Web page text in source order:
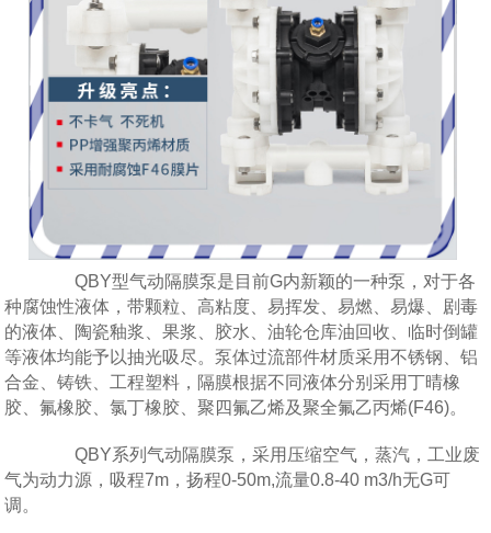
QBY型气动隔膜泵是目前G内新颖的一种泵，对于各
种腐蚀性液体，带颗粒、高粘度、易挥发、易燃、易爆、剧毒
的液体、陶瓷釉浆、果浆、胶水、油轮仓库油回收、临时倒罐
等液体均能予以抽光吸尽。泵体过流部件材质采用不锈钢、铝
合金、铸铁、工程塑料，隔膜根据不同液体分别采用丁晴橡
胶、氟橡胶、氯丁橡胶、聚四氟乙烯及聚全氟乙丙烯(F46)。
QBY系列气动隔膜泵，采用压缩空气，蒸汽，工业废
气为动力源，吸程7m，扬程0-50m,流量0.8-40 m3/h无G可
调。